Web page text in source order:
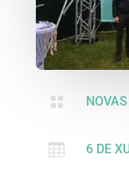
 NOVAS
 6 DE